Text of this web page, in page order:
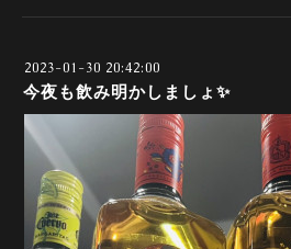
2023-01-30 20:42:00
今夜も飲み明かしましょ✨